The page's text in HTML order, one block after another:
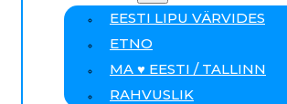
EESTI LIPU VÄRVIDES
ETNO
MA ♥ EESTI / TALLINN
RAHVUSLIK